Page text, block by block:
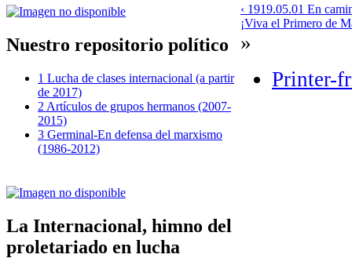
Nuestro repositorio político
1 Lucha de clases internacional (a partir
de 2017)
2 Artículos de grupos hermanos (2007-
2015)
3 Germinal-En defensa del marxismo
(1986-2012)
La Internacional, himno del
proletariado en lucha
‹ 1919.05.01 En
¡Viva el Primero de
»
Printer-